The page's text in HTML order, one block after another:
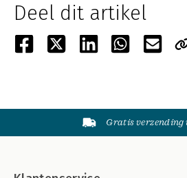
Deel dit artikel
Gratis